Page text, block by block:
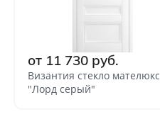
от 11 730 руб.
Византия стекло мателюкс
"Лорд серый"